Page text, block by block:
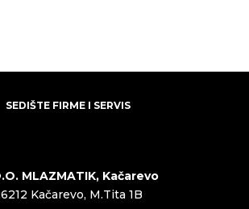
SEDIŠTE FIRME I SERVIS
MLAZMATIK, Kačarevo
Kačarevo, M.Tita 1B